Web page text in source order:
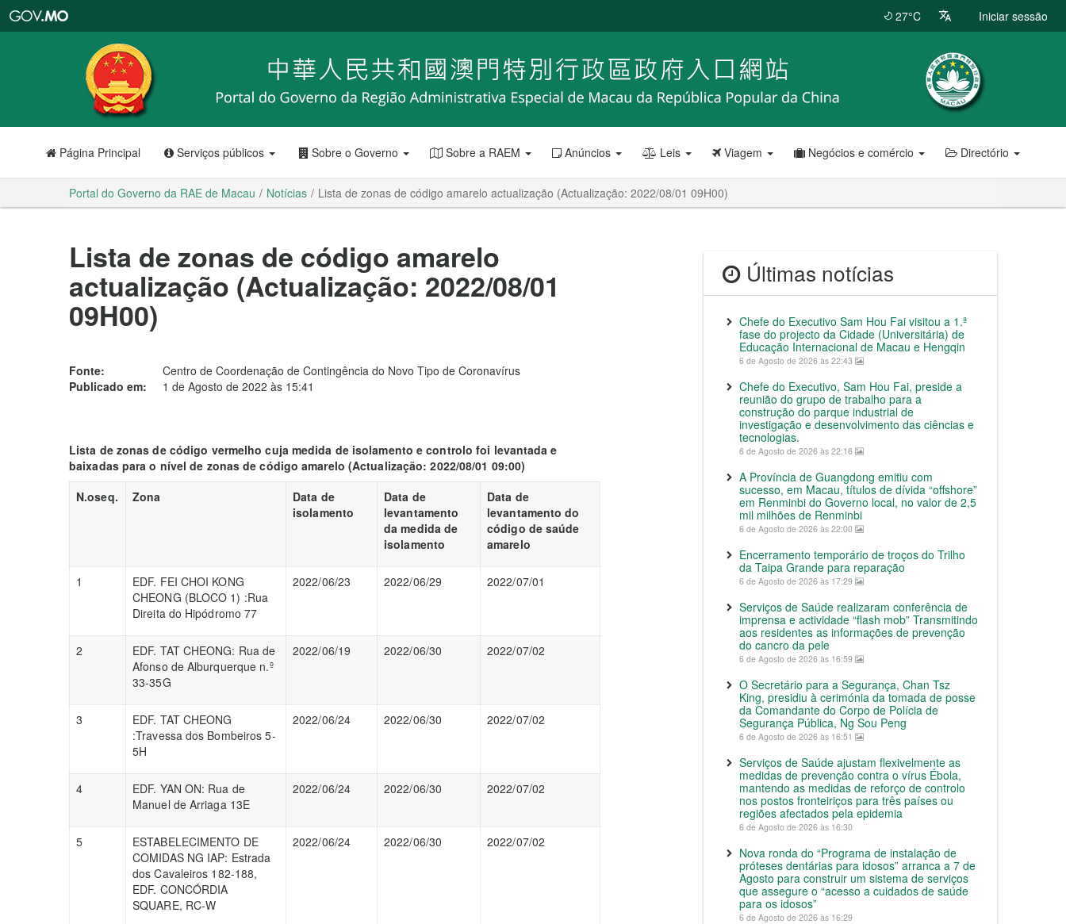
RAE
de
Macau
27°C Iniciar sessão
Página Principal Serviços públicos Sobre o Governo Sobre a RAEM Anúncios Leis Viagem Negócios e comércio Directório
Portal do Governo da RAE de Macau Notícias Lista de zonas de código amarelo actualização (Actualização: 2022/08/01 09H00)
Lista de zonas de código amarelo
actualização (Actualização: 2022/08/01
09H00)
Fonte:
Centro de Coordenação de Contingência do Novo Tipo de Coronavírus
Publicado em:
1 de Agosto de 2022 às 15:41
Lista de zonas de código vermelho cuja medida de isolamento e controlo foi levantada e
baixadas para o nível de zonas de código amarelo (Actualização: 2022/08/01 09:00)
N.oseq.
Zona
Data de
isolamento
Data de
levantamento
da medida de
isolamento
Data de
levantamento do
código de saúde
amarelo
1
EDF. FEI CHOI KONG
CHEONG (BLOCO 1) :Rua
Direita do Hipódromo 77
2022/06/23 2022/06/29 2022/07/01
2
EDF. TAT CHEONG: Rua de
Afonso de Alburquerque n.º
33-35G
2022/06/19 2022/06/30 2022/07/02
3
EDF. TAT CHEONG
:Travessa dos Bombeiros 5-
5H
2022/06/24 2022/06/30 2022/07/02
4
EDF. YAN ON: Rua de
Manuel de Arriaga 13E
2022/06/24 2022/06/30 2022/07/02
5
ESTABELECIMENTO DE
COMIDAS NG IAP: Estrada
dos Cavaleiros 182-188,
EDF. CONCÓRDIA
SQUARE, RC-W
2022/06/24 2022/06/30 2022/07/02
Últimas notícias
Chefe do Executivo Sam Hou Fai visitou a 1.ª
fase do projecto da Cidade (Universitária) de
Educação Internacional de Macau e Hengqin
6 de Agosto de 2026 às 22:43
Chefe do Executivo, Sam Hou Fai, preside a
reunião do grupo de trabalho para a
construção do parque industrial de
investigação e desenvolvimento das ciências e
tecnologias.
6 de Agosto de 2026 às 22:16
A Província de Guangdong emitiu com
sucesso, em Macau, títulos de dívida “offshore”
em Renminbi do Governo local, no valor de 2,5
mil milhões de Renminbi
6 de Agosto de 2026 às 22:00
Encerramento temporário de troços do Trilho
da Taipa Grande para reparação
6 de Agosto de 2026 às 17:29
Serviços de Saúde realizaram conferência de
imprensa e actividade “flash mob” Transmitindo
aos residentes as informações de prevenção
do cancro da pele
6 de Agosto de 2026 às 16:59
O Secretário para a Segurança, Chan Tsz
King, presidiu à cerimónia da tomada de posse
da Comandante do Corpo de Polícia de
Segurança Pública, Ng Sou Peng
6 de Agosto de 2026 às 16:51
Serviços de Saúde ajustam flexivelmente as
medidas de prevenção contra o vírus Ébola,
mantendo as medidas de reforço de controlo
nos postos fronteiriços para três países ou
regiões afectados pela epidemia
6 de Agosto de 2026 às 16:30
Nova ronda do “Programa de instalação de
próteses dentárias para idosos” arranca a 7 de
Agosto para construir um sistema de serviços
que assegure o “acesso a cuidados de saúde
para os idosos”
6 de Agosto de 2026 às 16:29